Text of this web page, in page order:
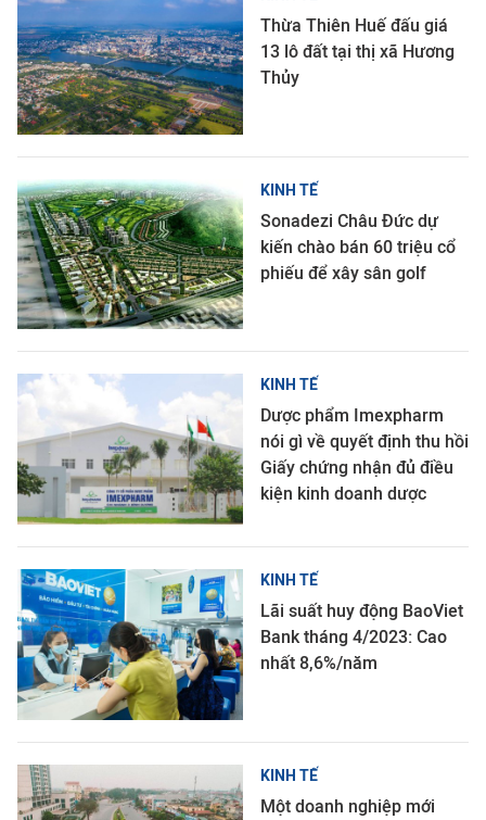
Thừa Thiên Huế đấu giá
13 lô đất tại thị xã Hương
Thủy
KINH TẾ
Sonadezi Châu Đức dự
kiến chào bán 60 triệu cổ
phiếu để xây sân golf
KINH TẾ
Dược phẩm Imexpharm
nói gì về quyết định thu hồi
Giấy chứng nhận đủ điều
kiện kinh doanh dược
KINH TẾ
Lãi suất huy động BaoViet
Bank tháng 4/2023: Cao
nhất 8,6%/năm
KINH TẾ
Một doanh nghiệp mới